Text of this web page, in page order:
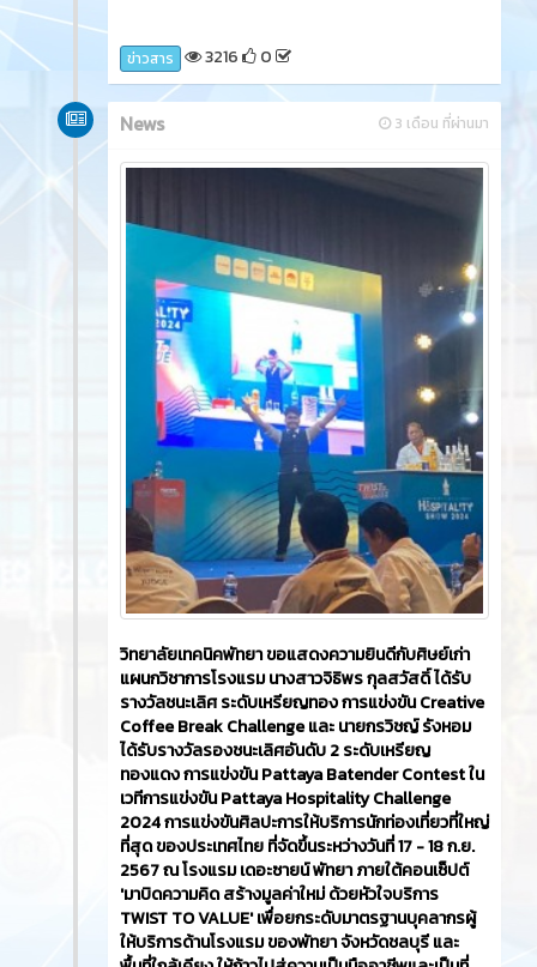
ข่าวสาร 3216 0
3 เดือน ที่ผ่านมา
News
วิทยาลัยเทคนิคพัทยา ขอแสดงความยินดีกับศิษย์เก่า
แผนกวิชาการโรงแรม นางสาวจิธิพร กุลสวัสดิ์ ได้รับ
รางวัลชนะเลิศ ระดับเหรียญทอง การแข่งขัน Creative
Coffee Break Challenge และ นายกรวิชญ์ รังหอม
ได้รับรางวัลรองชนะเลิศอันดับ 2 ระดับเหรียญ
ทองแดง การแข่งขัน Pattaya Batender Contest ใน
เวทีการแข่งขัน Pattaya Hospitality Challenge
2024 การแข่งขันศิลปะการให้บริการนักท่องเที่ยวที่ใหญ่
ที่สุด ของประเทศไทย ที่จัดขึ้นระหว่างวันที่ 17 - 18 ก.ย.
2567 ณ โรงแรม เดอะซายน์ พัทยา ภายใต้คอนเซ็ปต์
'มาบิดความคิด สร้างมูลค่าใหม่ ด้วยหัวใจบริการ
TWIST TO VALUE' เพื่อยกระดับมาตรฐานบุคลากรผู้
ให้บริการด้านโรงแรม ของพัทยา จังหวัดชลบุรี และ